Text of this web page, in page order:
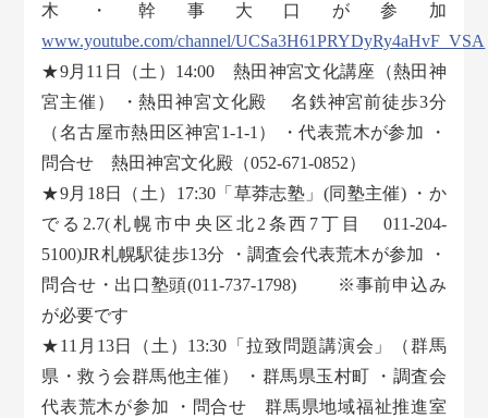
木・幹事大口が参加
www.youtube.com/channel/UCSa3H61PRYDyRy4aHvF_VSA
★9月11日（土）14:00 熱田神宮文化講座（熱田神
宮主催） ・熱田神宮文化殿 名鉄神宮前徒歩3分
（名古屋市熱田区神宮1-1-1） ・代表荒木が参加 ・
問合せ 熱田神宮文化殿（052-671-0852）
★9月18日（土）17:30「草莽志塾」(同塾主催) ・か
でる2.7(札幌市中央区北2条西7丁目 011-204-
5100)JR札幌駅徒歩13分 ・調査会代表荒木が参加 ・
問合せ・出口塾頭(011-737-1798) ※事前申込み
が必要です
★11月13日（土）13:30「拉致問題講演会」（群馬
県・救う会群馬他主催） ・群馬県玉村町 ・調査会
代表荒木が参加 ・問合せ 群馬県地域福祉推進室